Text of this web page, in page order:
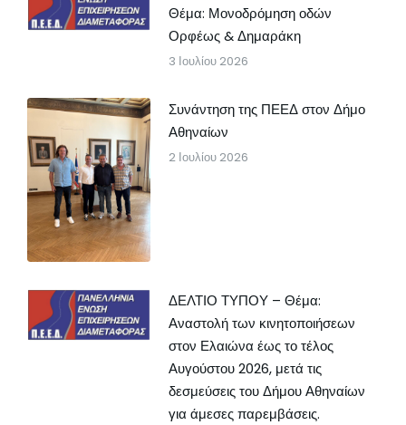
Θέμα: Μονοδρόμηση οδών
Ορφέως & Δημαράκη
3 Ιουλίου 2026
Συνάντηση της ΠΕΕΔ στον Δήμο
Αθηναίων
2 Ιουλίου 2026
ΔΕΛΤΙΟ ΤΥΠΟΥ – Θέμα:
Αναστολή των κινητοποιήσεων
στον Ελαιώνα έως το τέλος
Αυγούστου 2026, μετά τις
δεσμεύσεις του Δήμου Αθηναίων
για άμεσες παρεμβάσεις.